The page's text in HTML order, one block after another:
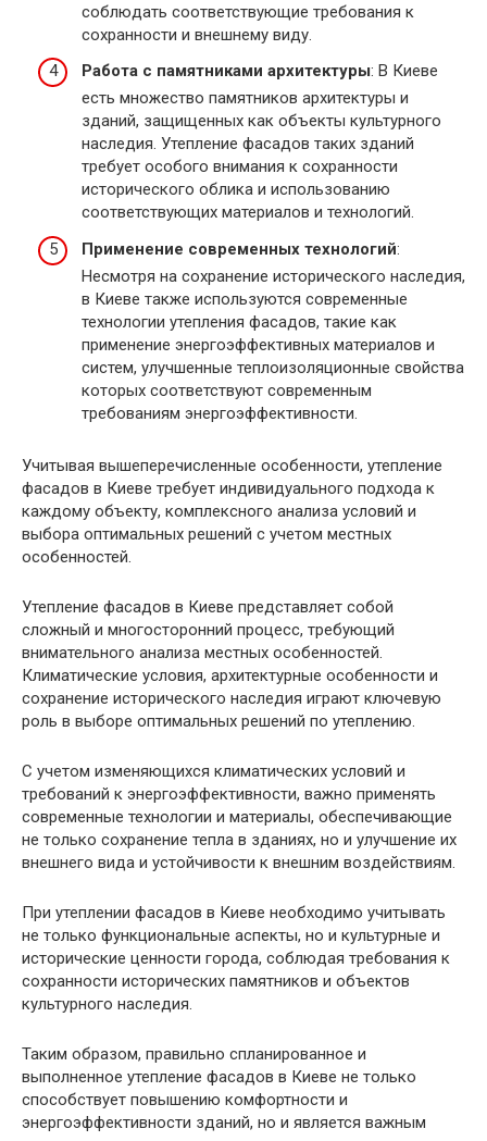
соблюдать соответствующие требования к
сохранности и внешнему виду.
Работа с памятниками архитектуры: В Киеве
есть множество памятников архитектуры и
зданий, защищенных как объекты культурного
наследия. Утепление фасадов таких зданий
требует особого внимания к сохранности
исторического облика и использованию
соответствующих материалов и технологий.
Применение современных технологий:
Несмотря на сохранение исторического наследия,
в Киеве также используются современные
технологии утепления фасадов, такие как
применение энергоэффективных материалов и
систем, улучшенные теплоизоляционные свойства
которых соответствуют современным
требованиям энергоэффективности.
Учитывая вышеперечисленные особенности, утепление
фасадов в Киеве требует индивидуального подхода к
каждому объекту, комплексного анализа условий и
выбора оптимальных решений с учетом местных
особенностей.
Утепление фасадов в Киеве представляет собой
сложный и многосторонний процесс, требующий
внимательного анализа местных особенностей.
Климатические условия, архитектурные особенности и
сохранение исторического наследия играют ключевую
роль в выборе оптимальных решений по утеплению.
С учетом изменяющихся климатических условий и
требований к энергоэффективности, важно применять
современные технологии и материалы, обеспечивающие
не только сохранение тепла в зданиях, но и улучшение их
внешнего вида и устойчивости к внешним воздействиям.
При утеплении фасадов в Киеве необходимо учитывать
не только функциональные аспекты, но и культурные и
исторические ценности города, соблюдая требования к
сохранности исторических памятников и объектов
культурного наследия.
Таким образом, правильно спланированное и
выполненное утепление фасадов в Киеве не только
способствует повышению комфортности и
энергоэффективности зданий, но и является важным